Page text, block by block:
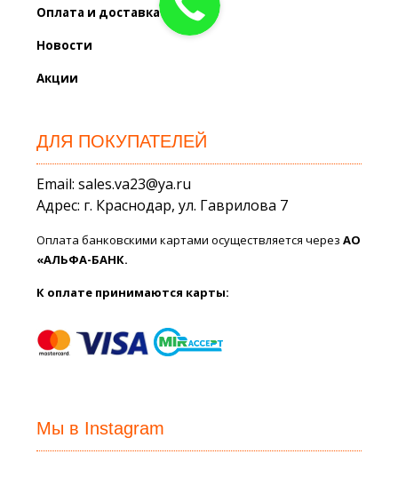
Оплата и доставка
Новости
Акции
ДЛЯ ПОКУПАТЕЛЕЙ
Email: sales.va23@ya.ru
Адрес: г. Краснодар, ул. Гаврилова 7
Оплата банковскими картами осуществляется черезАО
«АЛЬФА-БАНК.
К оплате принимаются карты:
Мы в Instagram